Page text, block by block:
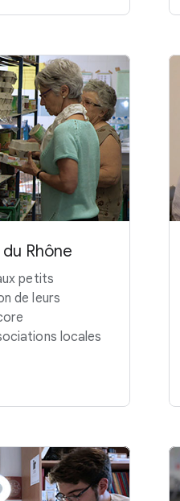
Rhône
petits
de leurs
locales